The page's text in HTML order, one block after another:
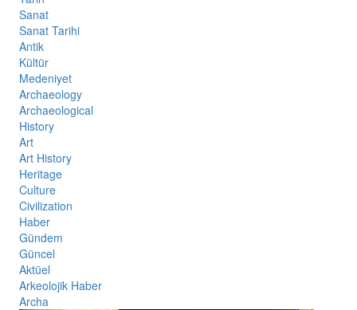
Sanat
Sanat Tarihi
Antik
Kültür
Medeniyet
Archaeology
Archaeological
History
Art
Art History
Heritage
Culture
Civilization
Haber
Gündem
Güncel
Aktüel
Arkeolojik Haber
Archa